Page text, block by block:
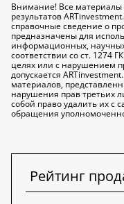
Внимание! Все
результатов
справочные сведение о
предназначены для
информационных,
соответствии со ст. 1274
целях или с нарушением
допускается
материалов,
нарушения прав третьих
собой право удалить их с
обращения
Рейтинг